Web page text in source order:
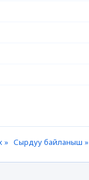
» Сырдуу байланыш »